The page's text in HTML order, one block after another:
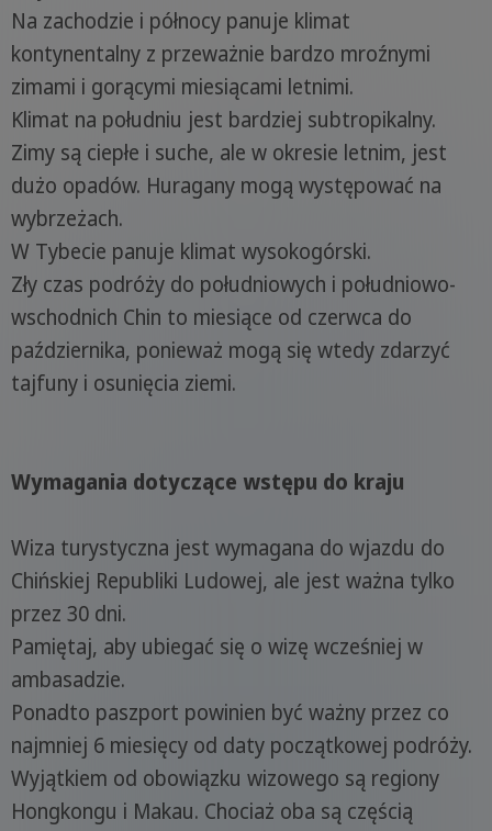
Na zachodzie i północy panuje klimat
kontynentalny z przeważnie bardzo mroźnymi
zimami i gorącymi miesiącami letnimi.
Klimat na południu jest bardziej subtropikalny.
Zimy są ciepłe i suche, ale w okresie letnim, jest
dużo opadów. Huragany mogą występować na
wybrzeżach.
W Tybecie panuje klimat wysokogórski.
Zły czas podróży do południowych i południowo-
wschodnich Chin to miesiące od czerwca do
października, ponieważ mogą się wtedy zdarzyć
tajfuny i osunięcia ziemi.
Wymagania dotyczące wstępu do kraju
Wiza turystyczna jest wymagana do wjazdu do
Chińskiej Republiki Ludowej, ale jest ważna tylko
przez 30 dni.
Pamiętaj, aby ubiegać się o wizę wcześniej w
ambasadzie.
Ponadto paszport powinien być ważny przez co
najmniej 6 miesięcy od daty początkowej podróży.
Wyjątkiem od obowiązku wizowego są regiony
Hongkongu i Makau. Chociaż oba są częścią